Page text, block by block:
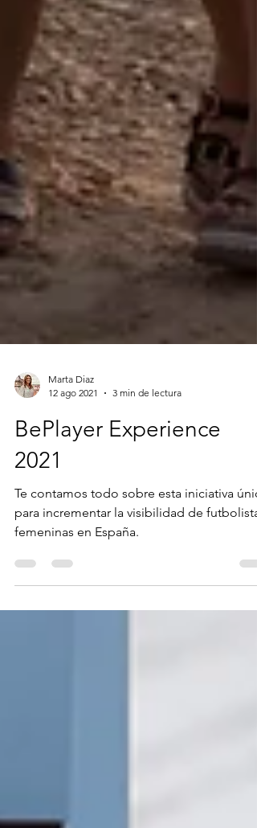
Marta Diaz
12 ago 2021
BePlayer Experience
2021
para incrementar la visibilidad de
femeninas en España.